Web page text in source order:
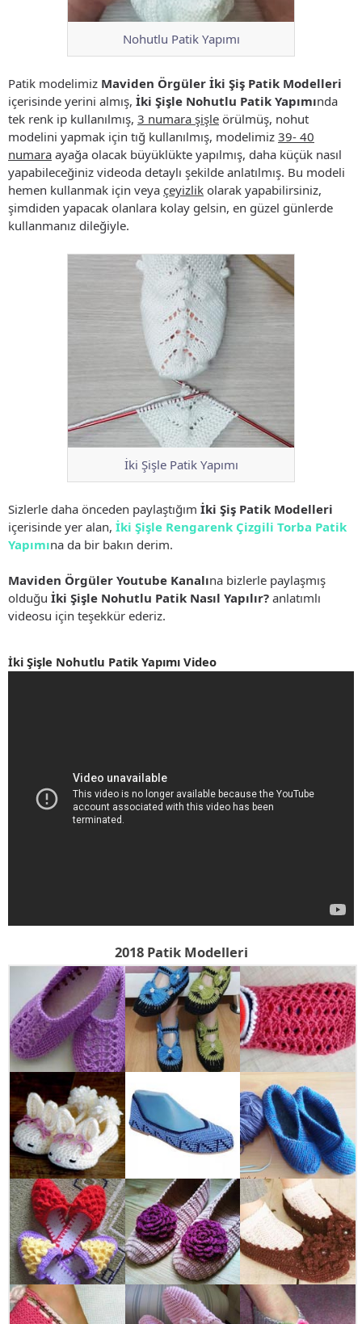
Nohutlu Patik Yapımı
Patik modelimiz Maviden Örgüler İki Şiş Patik Modelleri
içerisinde yerini almış, İki Şişle Nohutlu Patik Yapımında
tek renk ip kullanılmış, 3 numara şişle örülmüş, nohut
modelini yapmak için tığ kullanılmış, modelimiz 39- 40
numara ayağa olacak büyüklükte yapılmış, daha küçük nasıl
yapabileceğiniz videoda detaylı şekilde anlatılmış. Bu modeli
hemen kullanmak için veya çeyizlik olarak yapabilirsiniz,
şimdiden yapacak olanlara kolay gelsin, en güzel günlerde
kullanmanız dileğiyle.
İki Şişle Patik Yapımı
Sizlerle daha önceden paylaştığım İki Şiş Patik Modelleri
içerisinde yer alan, İki Şişle Rengarenk Çizgili Torba Patik
Yapımına da bir bakın derim.
Maviden Örgüler Youtube Kanalına bizlerle paylaşmış
olduğu İki Şişle Nohutlu Patik Nasıl Yapılır? anlatımlı
videosu için teşekkür ederiz.
İki Şişle Nohutlu Patik Yapımı Video
2018 Patik Modelleri